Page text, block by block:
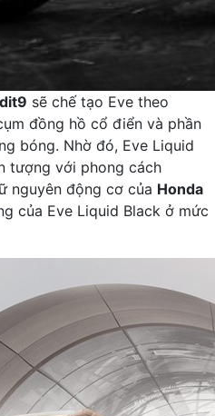
sẽ chế tạo Eve theo
đồng hồ cổ điển và phần
bóng. Nhờ đó, Eve Liquid
tượng với phong cách
nguyên động cơ của Honda
của Eve Liquid Black ở mức